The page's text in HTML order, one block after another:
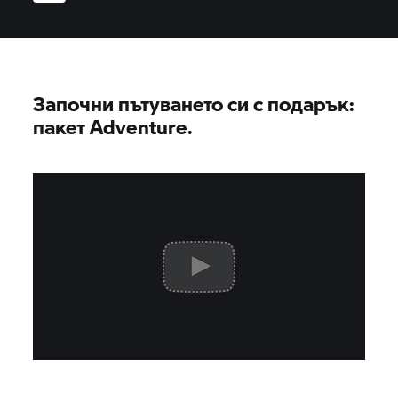
Започни пътуването си с подарък:
пакет Adventure.